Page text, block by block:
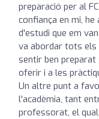
preparació per al
confiança en mi,
d'estudi que em
va abordar tots els
sentir ben preparat
oferir i a les
Un altre punt a
l'acadèmia, tant
professorat, el